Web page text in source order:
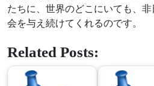
たちに、世界のどこにいても、
会を与え続けてくれるのです。
Related Posts: